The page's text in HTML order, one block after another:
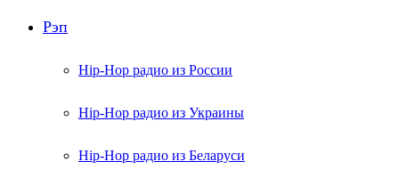
Рэп
Hip-Hop радио из России
Hip-Hop радио из Украины
Hip-Hop радио из Беларуси